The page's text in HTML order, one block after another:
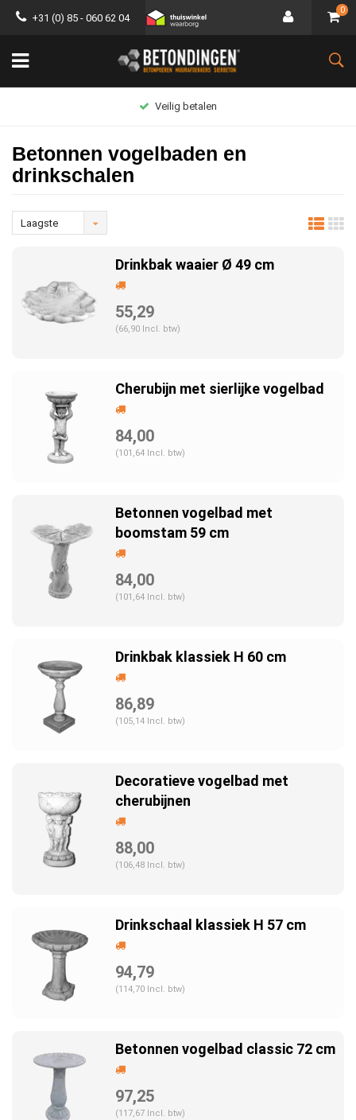
+31 (0) 85 - 060 62 04
0
Groot assortiment
Betonnen vogelbaden en
drinkschalen
Laagste
Drinkbak waaier Ø 49 cm
55,29
(66,90 Incl. btw)
Cherubijn met sierlijke vogelbad
84,00
(101,64 Incl. btw)
Betonnen vogelbad met
boomstam 59 cm
84,00
(101,64 Incl. btw)
Drinkbak klassiek H 60 cm
86,89
(105,14 Incl. btw)
Decoratieve vogelbad met
cherubijnen
88,00
(106,48 Incl. btw)
Drinkschaal klassiek H 57 cm
94,79
(114,70 Incl. btw)
Betonnen vogelbad classic 72 cm
97,25
(117,67 Incl. btw)